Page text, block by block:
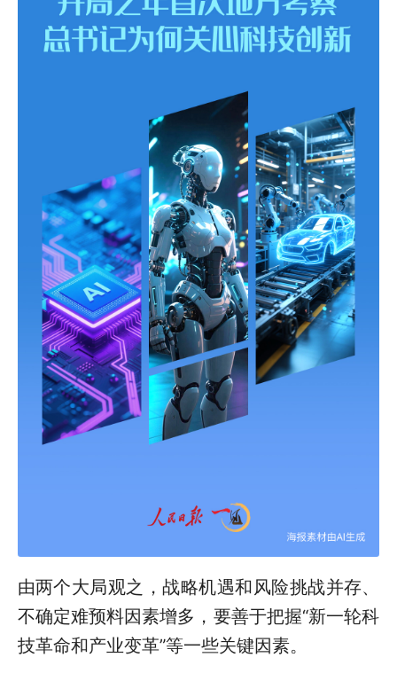
由两个大局观之，战略机遇和风险挑战并存、
不确定难预料因素增多，要善于把握“新一轮科
技革命和产业变革”等一些关键因素。